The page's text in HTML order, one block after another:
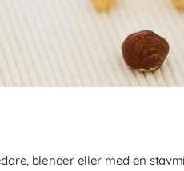
blender eller med en